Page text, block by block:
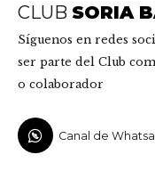
CLUB SORIA
Síguenos en redes
ser parte del Club
o colaborador
Canal de